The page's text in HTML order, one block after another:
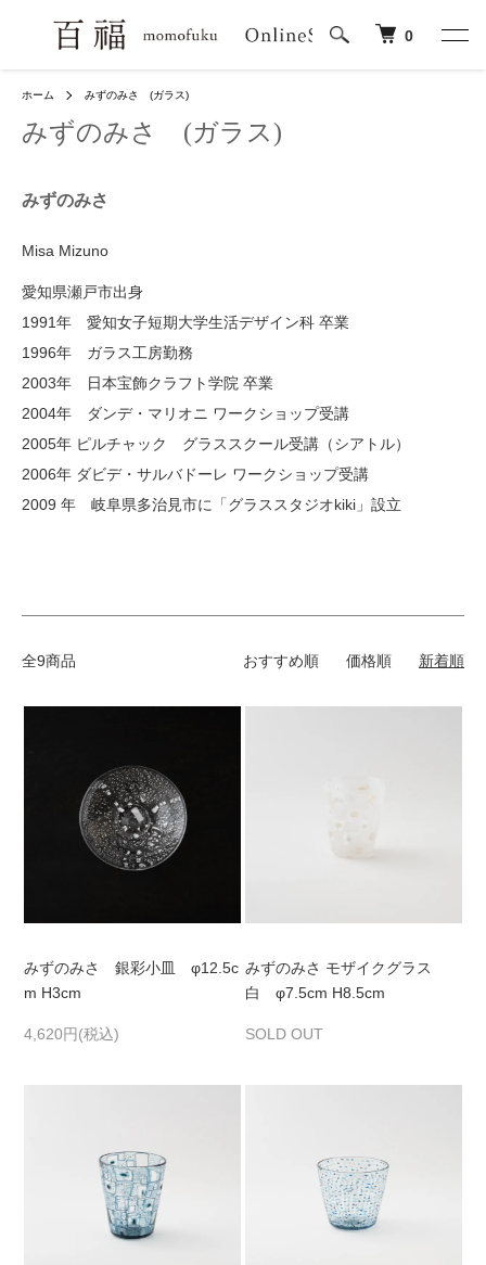
0
ホーム みずのみさ (ガラス)
みずのみさ (ガラス)
みずのみさ
Misa Mizuno
愛知県瀬戸市出身
1991年 愛知女子短期大学生活デザイン科 卒業
1996年 ガラス工房勤務
2003年 日本宝飾クラフト学院 卒業
2004年 ダンデ・マリオニ ワークショップ受講
2005年 ピルチャック グラススクール受講（シアトル）
2006年 ダビデ・サルバドーレ ワークショップ受講
2009 年 岐阜県多治見市に「グラススタジオkiki」設立
全9商品 おすすめ順 価格順 新着順
みずのみさ 銀彩小皿 φ12.5c
m H3cm
4,620円(税込)
みずのみさ モザイクグラス
白 φ7.5cm H8.5cm
SOLD OUT